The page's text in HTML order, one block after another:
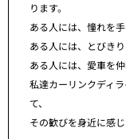
ります。
ある人には、憧れを手
ある人には、とびき
ある人には、愛車を
私達カーリンクディ
て、
その歓びを身近に感